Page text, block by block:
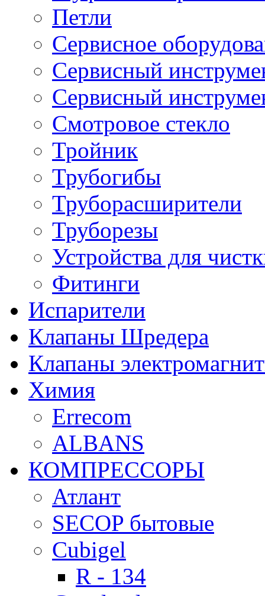
Петли
Сервисное
Сервисный
Сервисный
Смотровое стекло
Тройник
Трубогибы
Труборасширители
Труборезы
Устройства для
Фитинги
Испарители
Клапаны Шредера
Клапаны
Химия
Errecom
ALBANS
КОМПРЕССОРЫ
Атлант
SECOP бытовые
Cubigel
R - 134